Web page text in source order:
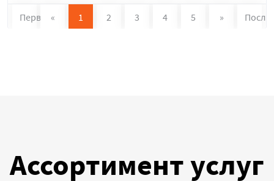
Первая « 1 2 3 4 5 »
Ассортимент услуг